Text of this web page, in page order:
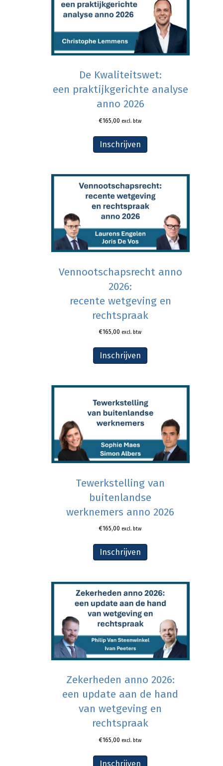
De Kwaliteitswet:
een praktijkgerichte analyse
anno 2026
€165,00 excl. btw
Inschrijven
Vennootschapsrecht anno
2026:
recente wetgeving en
rechtspraak
€165,00 excl. btw
Inschrijven
Tewerkstelling van
buitenlandse
werknemers anno 2026
€165,00 excl. btw
Inschrijven
Zekerheden anno 2026:
een update aan de hand
van wetgeving en
rechtspraak
€165,00 excl. btw
Inschrijven